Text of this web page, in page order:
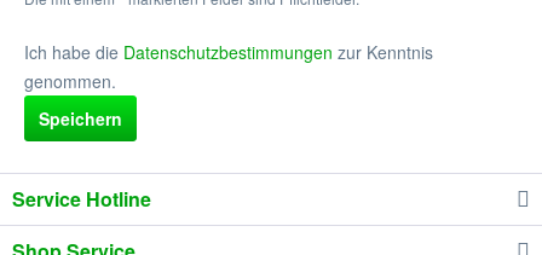
Ich habe die Datenschutzbestimmungen zur Kenntnis
genommen.
Speichern
Service Hotline